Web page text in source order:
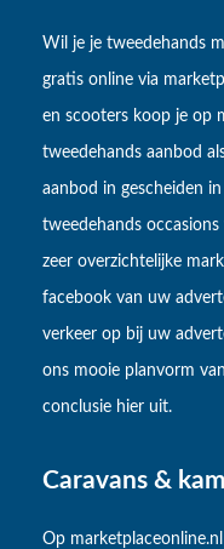
Wil je je tweedehands
gratis online via
en scooters koop je op
tweedehands aanbod
aanbod in gescheiden
tweedehands
zeer overzichtelijke
facebook van uw
verkeer op bij uw
ons mooie planvorm
conclusie hier uit.
Caravans &
Op